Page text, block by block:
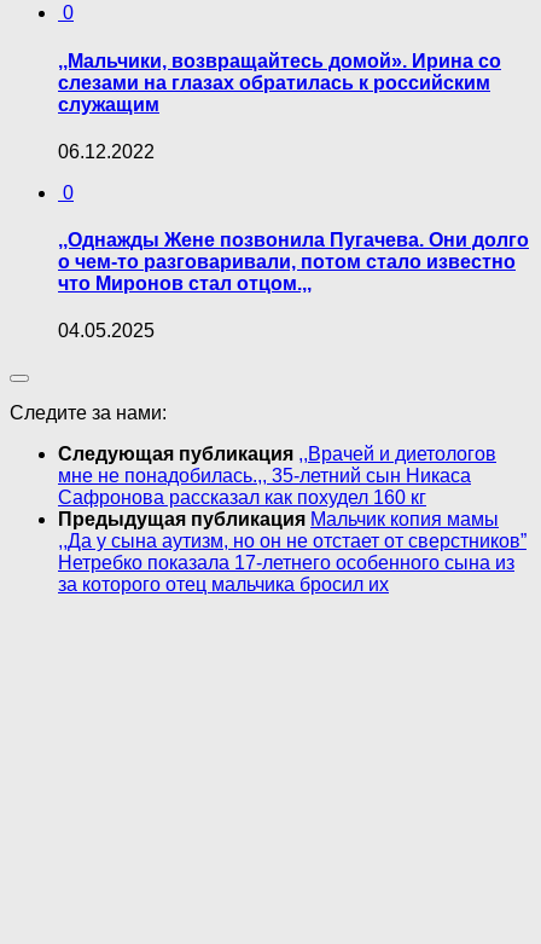
0
,,Мальчики, возвращайтесь домой». Ирина со
слезами на глазах обратилась к российским
служащим
06.12.2022
0
,,Однажды Жене позвонила Пугачева. Они долго
о чем-то разговаривали, потом стало известно
что Миронов стал отцом.,,
04.05.2025
Следите за нами:
Следующая публикация ,,Врачей и диетологов
мне не понадобилась.,, 35-летний сын Никаса
Сафронова рассказал как похудел 160 кг
Предыдущая публикация Мальчик копия мамы
,,Да у сына аутизм, но он не отстает от сверстников”
Нетребко показала 17-летнего особенного сына из
за которого отец мальчика бросил их